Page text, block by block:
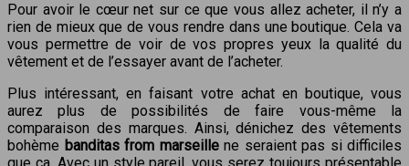
Pour avoir le cœur net sur ce que vous allez acheter, il n’y a
rien de mieux que de vous rendre dans une boutique. Cela va
vous permettre de voir de vos propres yeux la qualité du
vêtement et de l’essayer avant de l’acheter.
Plus intéressant, en faisant votre achat en boutique, vous
aurez plus de possibilités de faire vous-même la
comparaison des marques. Ainsi, dénichez des vêtements
bohème banditas from marseillene seraient pas si difficiles